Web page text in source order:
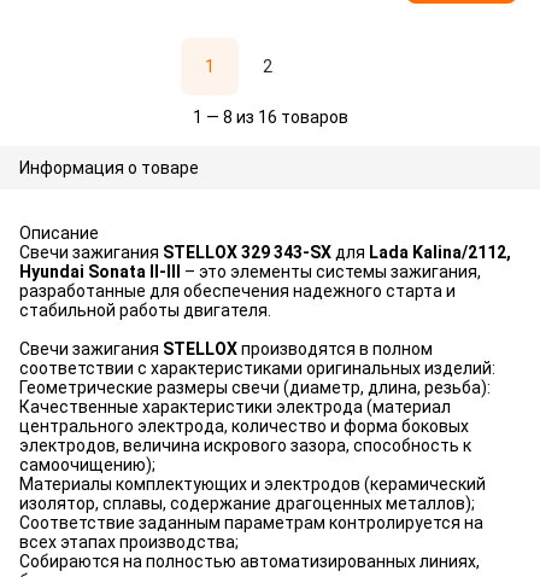
1 2
1 — 8 из 16 товаров
Информация о товаре
Описание
Свечи зажигания STELLOX 329 343-SX для Lada Kalina/2112,
Hyundai Sonata II-III
– это элементы системы зажигания,
разработанные для обеспечения надежного старта и
стабильной работы двигателя.
Свечи зажигания STELLOXпроизводятся в полном
соответствии с характеристиками оригинальных изделий:
Геометрические размеры свечи (диаметр, длина, резьба):
Качественные характеристики электрода (материал
центрального электрода, количество и форма боковых
электродов, величина искрового зазора, способность к
самоочищению);
Материалы комплектующих и электродов (керамический
изолятор, сплавы, содержание драгоценных металлов);
Соответствие заданным параметрам контролируется на
всех этапах производства;
Собираются на полностью автоматизированных линиях,